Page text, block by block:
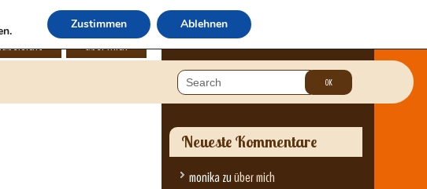
über mich
Neueste Kommentare
monika zuüber mich
Zustimmen Ablehnen